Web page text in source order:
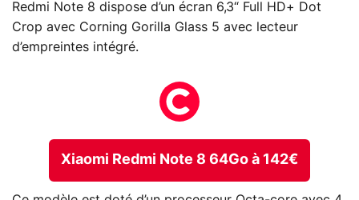
Redmi Note 8 dispose d’un écran 6,3“ Full HD+ Dot
Crop avec Corning Gorilla Glass 5 avec lecteur
d’empreintes intégré.
Xiaomi Redmi Note 8 64Go à 142€